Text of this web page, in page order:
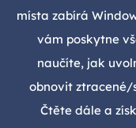
místa zabírá
vám poskytne
naučíte, jak
obnovit ztracené/
Čtěte dále a